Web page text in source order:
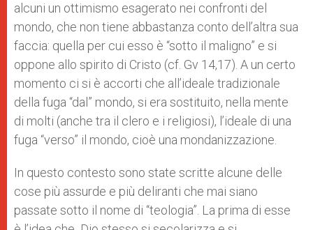
alcuni un ottimismo esagerato nei confronti del
mondo, che non tiene abbastanza conto dell’altra sua
faccia: quella per cui esso è “sotto il maligno” e si
oppone allo spirito di Cristo (cf. Gv 14,17). A un certo
momento ci si è accorti che all’ideale tradizionale
della fuga “dal” mondo, si era sostituito, nella mente
di molti (anche tra il clero e i religiosi), l’ideale di una
fuga “verso” il mondo, cioè una mondanizzazione.
In questo contesto sono state scritte alcune delle
cose più assurde e più deliranti che mai siano
passate sotto il nome di “teologia”. La prima di esse